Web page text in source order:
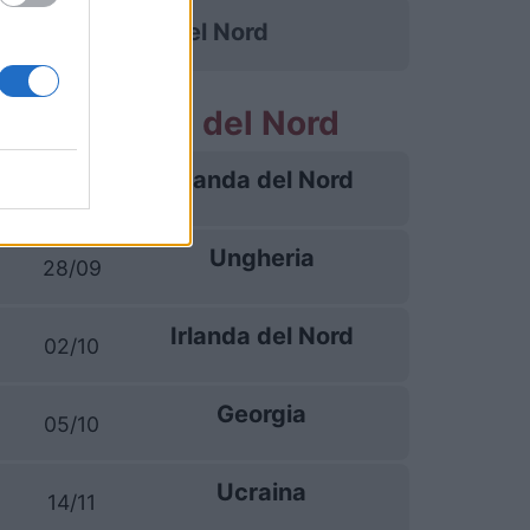
Irlanda del Nord
Irlanda del Nord
Irlanda del Nord
28/09 Ungheria
02/10 Irlanda del Nord
05/10 Georgia
14/11 Ucraina